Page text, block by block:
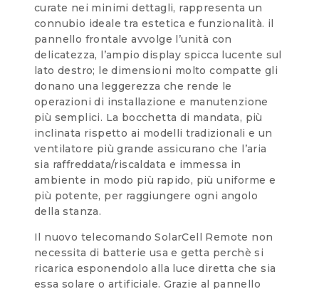
curate nei minimi dettagli, rappresenta un
connubio ideale tra estetica e funzionalità. il
pannello frontale avvolge l’unità con
delicatezza, l’ampio display spicca lucente sul
lato destro; le dimensioni molto compatte gli
donano una leggerezza che rende le
operazioni di installazione e manutenzione
più semplici. La bocchetta di mandata, più
inclinata rispetto ai modelli tradizionali e un
ventilatore più grande assicurano che l’aria
sia raffreddata/riscaldata e immessa in
ambiente in modo più rapido, più uniforme e
più potente, per raggiungere ogni angolo
della stanza.
Il nuovo telecomando SolarCell Remote non
necessita di batterie usa e getta perchè si
ricarica esponendolo alla luce diretta che sia
essa solare o artificiale. Grazie al pannello